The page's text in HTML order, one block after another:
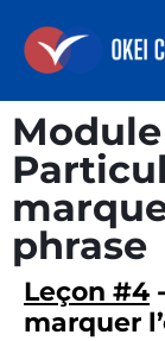
Module
phrase
Leçon #4
marquer